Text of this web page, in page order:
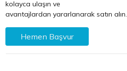
kolayca ulaşın ve
avantajlardan yararlanarak satın alın.
Hemen Başvur